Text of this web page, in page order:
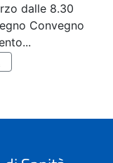
dalle 8.30
Convegno